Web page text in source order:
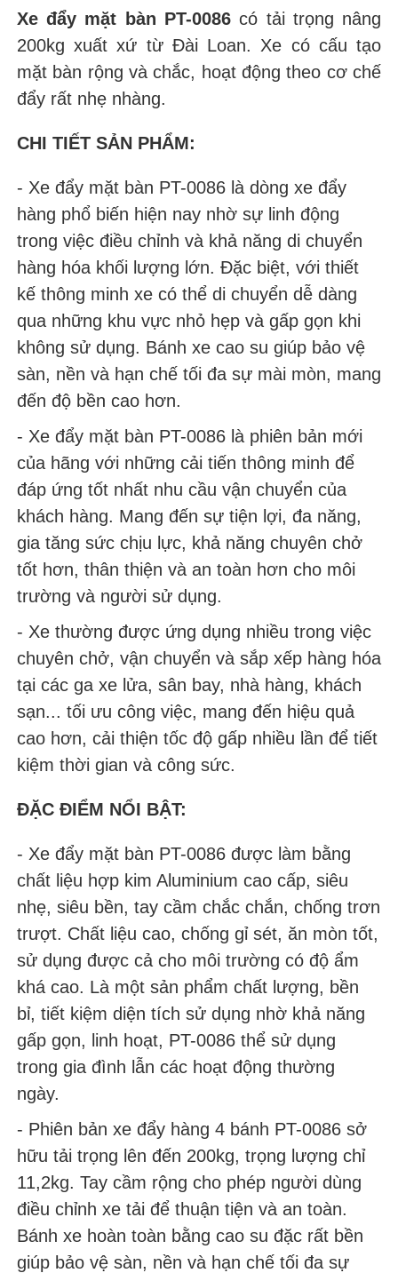
Xe đẩy mặt bàn PT-0086 có tải trọng nâng
200kg xuất xứ từ Đài Loan. Xe có cấu tạo
mặt bàn rộng và chắc, hoạt động theo cơ chế
đẩy rất nhẹ nhàng.
CHI TIẾT SẢN PHẨM:
- Xe đẩy mặt bàn PT-0086 là dòng xe đẩy
hàng phổ biến hiện nay nhờ sự linh động
trong việc điều chỉnh và khả năng di chuyển
hàng hóa khối lượng lớn. Đặc biệt, với thiết
kế thông minh xe có thể di chuyển dễ dàng
qua những khu vực nhỏ hẹp và gấp gọn khi
không sử dụng. Bánh xe cao su giúp bảo vệ
sàn, nền và hạn chế tối đa sự mài mòn, mang
đến độ bền cao hơn.
- Xe đẩy mặt bàn PT-0086 là phiên bản mới
của hãng với những cải tiến thông minh để
đáp ứng tốt nhất nhu cầu vận chuyển của
khách hàng. Mang đến sự tiện lợi, đa năng,
gia tăng sức chịu lực, khả năng chuyên chở
tốt hơn, thân thiện và an toàn hơn cho môi
trường và người sử dụng.
- Xe thường được ứng dụng nhiều trong việc
chuyên chở, vận chuyển và sắp xếp hàng hóa
tại các ga xe lửa, sân bay, nhà hàng, khách
sạn... tối ưu công việc, mang đến hiệu quả
cao hơn, cải thiện tốc độ gấp nhiều lần để tiết
kiệm thời gian và công sức.
ĐẶC ĐIỂM NỔI BẬT:
- Xe đẩy mặt bàn PT-0086 được làm bằng
chất liệu hợp kim Aluminium cao cấp, siêu
nhẹ, siêu bền, tay cầm chắc chắn, chống trơn
trượt. Chất liệu cao, chống gỉ sét, ăn mòn tốt,
sử dụng được cả cho môi trường có độ ẩm
khá cao. Là một sản phẩm chất lượng, bền
bỉ, tiết kiệm diện tích sử dụng nhờ khả năng
gấp gọn, linh hoạt, PT-0086 thể sử dụng
trong gia đình lẫn các hoạt động thường
ngày.
- Phiên bản xe đẩy hàng 4 bánh PT-0086 sở
hữu tải trọng lên đến 200kg, trọng lượng chỉ
11,2kg. Tay cầm rộng cho phép người dùng
điều chỉnh xe tải để thuận tiện và an toàn.
Bánh xe hoàn toàn bằng cao su đặc rất bền
giúp bảo vệ sàn, nền và hạn chế tối đa sự